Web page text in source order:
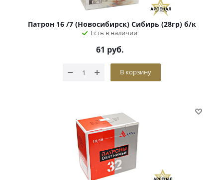
Патрон 16 /7 (Новосибирск) Сибирь (28гр) б/к
Есть в наличии
61 руб.
В корзину